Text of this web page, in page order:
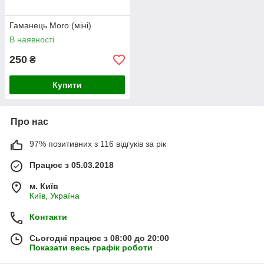
Гаманець Moro (міні)
В наявності
250 ₴
Купити
Про нас
97% позитивних з 116 відгуків за рік
Працює з 05.03.2018
м. Київ
Київ, Україна
Контакти
Сьогодні працює з 08:00 до 20:00
Показати весь графік роботи